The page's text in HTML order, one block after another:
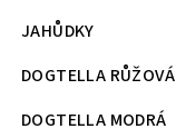
JAHŮDKY
DOGTELLA RŮŽOVÁ
DOGTELLA MODRÁ